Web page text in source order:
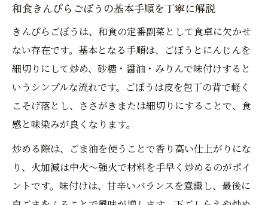
和食きんぴらごぼうの基本手順を丁寧に解説
きんぴらごぼうは、和食の定番副菜として食卓に欠かせ
ない存在です。基本となる手順は、ごぼうとにんじんを
細切りにして炒め、砂糖・醤油・みりんで味付けすると
いうシンプルな流れです。ごぼうは皮を包丁の背で軽く
こそげ落とし、ささがきまたは細切りにすることで、食
感と味染みが良くなります。
炒める際は、ごま油を使うことで香り高い仕上がりにな
り、火加減は中火～強火で材料を手早く炒めるのがポイ
ントです。味付けは、甘辛いバランスを意識し、最後に